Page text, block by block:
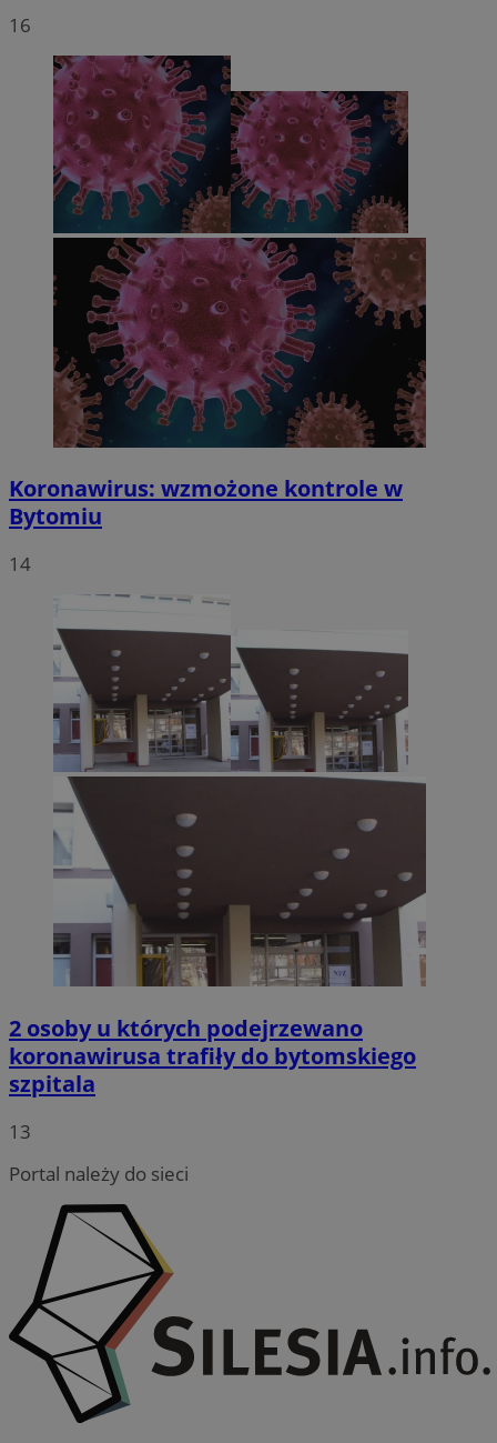
16
Koronawirus: wzmożone kontrole w
Bytomiu
14
2 osoby u których podejrzewano
koronawirusa trafiły do bytomskiego
szpitala
13
Portal należy do sieci